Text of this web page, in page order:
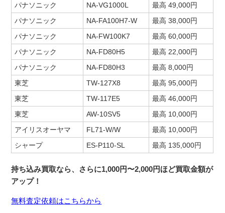
パナソニック
NA-VG1000L
最高 49,000円
パナソニック
NA-FA100H7-W
最高 38,000円
パナソニック
NA-FW100K7
最高 60,000円
パナソニック
NA-FD80H5
最高 22,000円
パナソニック
NA-FD80H3
最高 8,000円
東芝
TW-127X8
最高 95,000円
東芝
TW-117E5
最高 46,000円
東芝
AW-10SV5
最高 10,000円
アイリスオーヤマ
FL71-W/W
最高 10,000円
シャープ
ES-P110-SL 最高 135,000円
持ち込み買取なら、さらに1,000円〜2,000円ほど買取金額が
アップ！
無料査定依頼はこちらから